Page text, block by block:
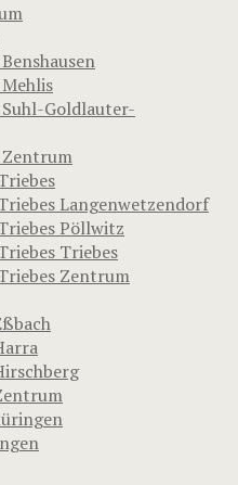
Goldlauter-
Langenwetzendorf
Pöllwitz
Triebes
Zentrum